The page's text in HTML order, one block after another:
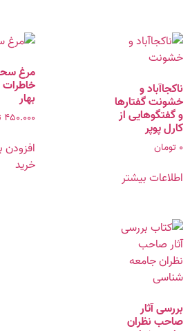
ناکجا‌آباد و
خشونت گفتارها‌‌
و‌ گفتگوهایى‌ از
کارل پوپر
۰ تومان
اطلاعات بیشتر
مرغ
خاطرات
بهار
۴۵۰.۰۰۰
افزودن
خرید
بررسی آثار
صاحب نظران